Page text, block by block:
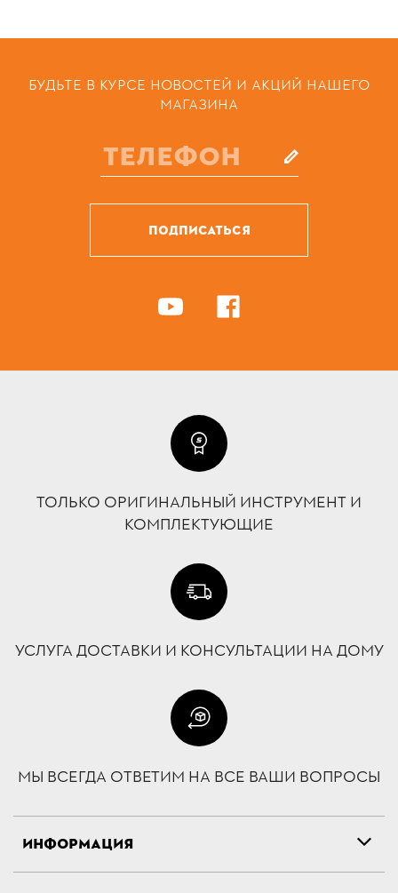
БУДЬТЕ В КУРСЕ НОВОСТЕЙ И АКЦИЙ НАШЕГО
МАГАЗИНА
ПОДПИСАТЬСЯ
ТОЛЬКО ОРИГИНАЛЬНЫЙ ИНСТРУМЕНТ И
КОМПЛЕКТУЮЩИЕ
УСЛУГА ДОСТАВКИ И КОНСУЛЬТАЦИИ НА ДОМУ
МЫ ВСЕГДА ОТВЕТИМ НА ВСЕ ВАШИ ВОПРОСЫ
ИНФОРМАЦИЯ